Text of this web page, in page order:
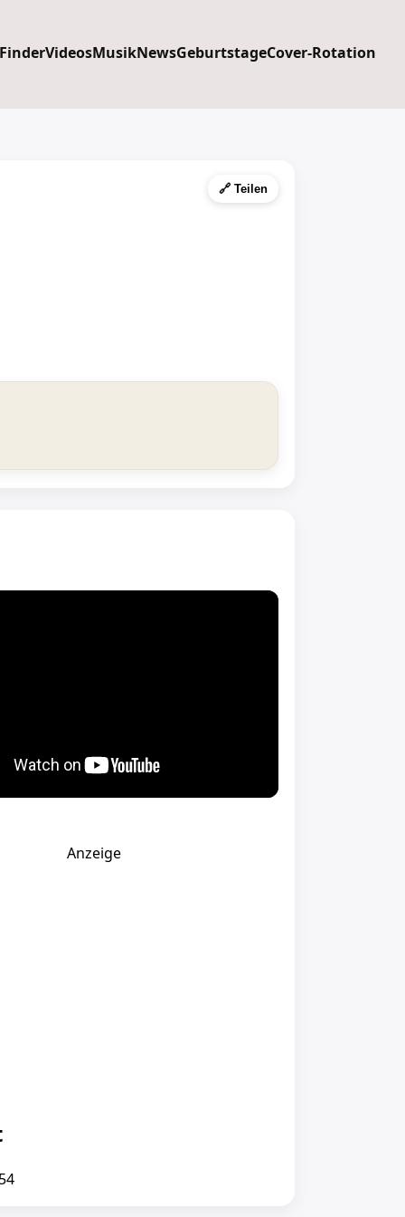
VideosMusikNewsGeburtstageCover-Rotation
🔗 Teilen
Anzeige